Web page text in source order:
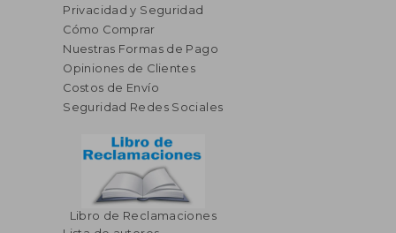
Privacidad y Seguridad
Cómo Comprar
Nuestras Formas de Pago
Opiniones de Clientes
Costos de Envío
Seguridad Redes Sociales
Libro de Reclamaciones